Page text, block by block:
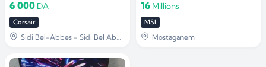
6 000 DA
Corsair
Sidi Bel-Abbes - Sidi Bel Abbès
16 Millions
MSI
Mostaganem